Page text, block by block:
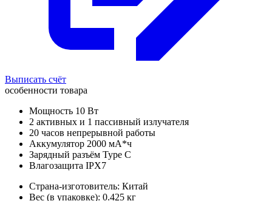
Выписать счёт
особенности товара
Мощность 10 Вт
2 активных и 1 пассивный излучателя
20 часов непрерывной работы
Аккумулятор 2000 мА*ч
Зарядный разъём Type C
Влагозащита IPX7
Страна-изготовитель: Китай
Вес (в упаковке): 0.425 кг